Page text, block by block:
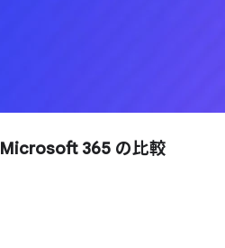
Microsoft 365 の比較